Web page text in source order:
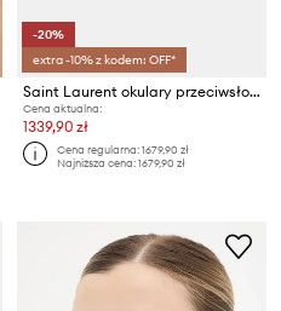
-20%
extra -10% z kodem: OFF*
Saint Laurent okulary przeciwsłoneczne kwadratowe
Cena aktualna:
1339,90 zł
Cena regularna:1679,90 zł
Najniższa cena:1679,90 zł